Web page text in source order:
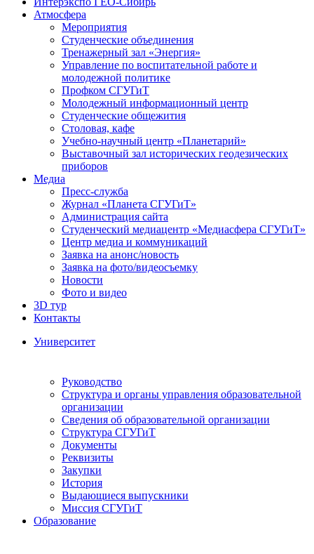
Атмосфера
Мероприятия
Студенческие объединения
Тренажерный зал «Энергия»
Управление по воспитательной работе и
молодежной политике
Профком СГУГиТ
Молодежный информационный центр
Студенческие общежития
Столовая, кафе
Учебно-научный центр «Планетарий»
Выставочный зал исторических геодезических
приборов
Медиа
Пресс-служба
Журнал «Планета СГУГиТ»
Администрация сайта
Студенческий медиацентр «Медиасфера СГУГиТ»
Центр медиа и коммуникаций
Заявка на анонс/новость
Заявка на фото/видеосъемку
Новости
Фото и видео
3D тур
Контакты
Университет
Руководство
Структура и органы управления образовательной
организации
Сведения об образовательной организации
Структура СГУГиТ
Документы
Реквизиты
Закупки
История
Выдающиеся выпускники
Миссия СГУГиТ
Образование